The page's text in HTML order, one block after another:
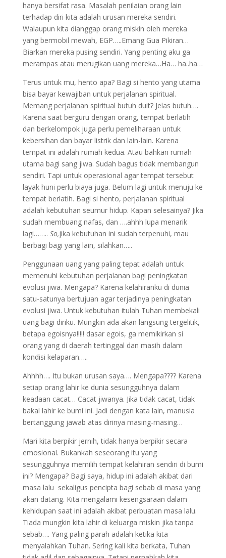
hanya bersifat rasa. Masalah penilaian orang lain
terhadap diri kita adalah urusan mereka sendiri.
Walaupun kita dianggap orang miskin oleh mereka
yang bermobil mewah, EGP…..Emang Gua Pikiran…
Biarkan mereka pusing sendiri. Yang penting aku ga
merampas atau merugikan uang mereka…Ha… ha..ha…
Terus untuk mu, hento apa? Bagi si hento yang utama
bisa bayar kewajiban untuk perjalanan spiritual.
Memang perjalanan spiritual butuh duit? Jelas butuh….
Karena saat berguru dengan orang, tempat berlatih
dan berkelompok juga perlu pemeliharaan untuk
kebersihan dan bayar listrik dan lain-lain. Karena
tempat ini adalah rumah kedua. Atau bahkan rumah
utama bagi sang jiwa. Sudah bagus tidak membangun
sendiri. Tapi untuk operasional agar tempat tersebut
layak huni perlu biaya juga. Belum lagi untuk menuju ke
tempat berlatih. Bagi si hento, perjalanan spiritual
adalah kebutuhan seumur hidup. Kapan selesainya? Jika
sudah membuang nafas, dan ….ahhh lupa menarik
lagi…….. So,jika kebutuhan ini sudah terpenuhi, mau
berbagi bagi yang lain, silahkan…..
Penggunaan uang yang paling tepat adalah untuk
memenuhi kebutuhan perjalanan bagi peningkatan
evolusi jiwa. Mengapa? Karena kelahiranku di dunia
satu-satunya bertujuan agar terjadinya peningkatan
evolusi jiwa. Untuk kebutuhan itulah Tuhan membekali
uang bagi diriku. Mungkin ada akan langsung tergelitik,
betapa egoisnya!!!!! dasar egois, ga memikirkan si
orang yang di daerah tertinggal dan masih dalam
kondisi kelaparan…..
Ahhhh…. Itu bukan urusan saya…. Mengapa???? Karena
setiap orang lahir ke dunia sesungguhnya dalam
keadaan cacat… Cacat jiwanya. Jika tidak cacat, tidak
bakal lahir ke bumi ini. Jadi dengan kata lain, manusia
bertanggung jawab atas dirinya masing-masing…
Mari kita berpikir jernih, tidak hanya berpikir secara
emosional. Bukankah seseorang itu yang
sesungguhnya memilih tempat kelahiran sendiri di bumi
ini? Mengapa? Bagi saya, hidup ini adalah akibat dari
masa lalu sekaligus pencipta bagi sebab di masa yang
akan datang. Kita mengalami kesengsaraan dalam
kehidupan saat ini adalah akibat perbuatan masa lalu.
Tiada mungkin kita lahir di keluarga miskin jika tanpa
sebab…. Yang paling parah adalah ketika kita
menyalahkan Tuhan. Sering kali kita berkata, Tuhan